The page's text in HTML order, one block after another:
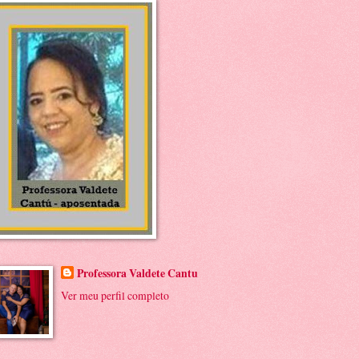
Professora Valdete Cantu
Ver meu perfil completo